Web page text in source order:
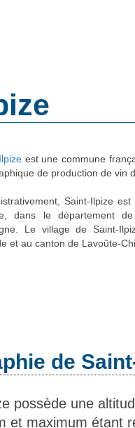
est une commune
de production de vin
Saint-Ilpize
dans le département
Le village de Saint-
et au canton de Lavoûte-
de
possède une
et maximum étant